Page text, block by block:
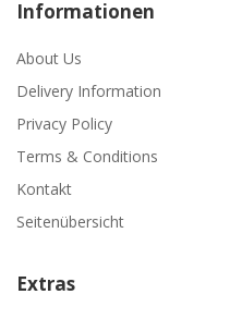
Informationen
About Us
Delivery Information
Privacy Policy
Terms & Conditions
Kontakt
Seitenübersicht
Extras